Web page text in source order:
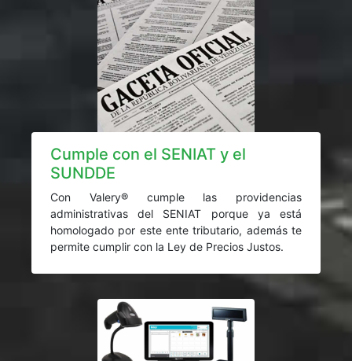
Cumple con el SENIAT y el
SUNDDE
Con Valery® cumple las providencias
administrativas del SENIAT porque ya está
homologado por este ente tributario, además te
permite cumplir con la Ley de Precios Justos.